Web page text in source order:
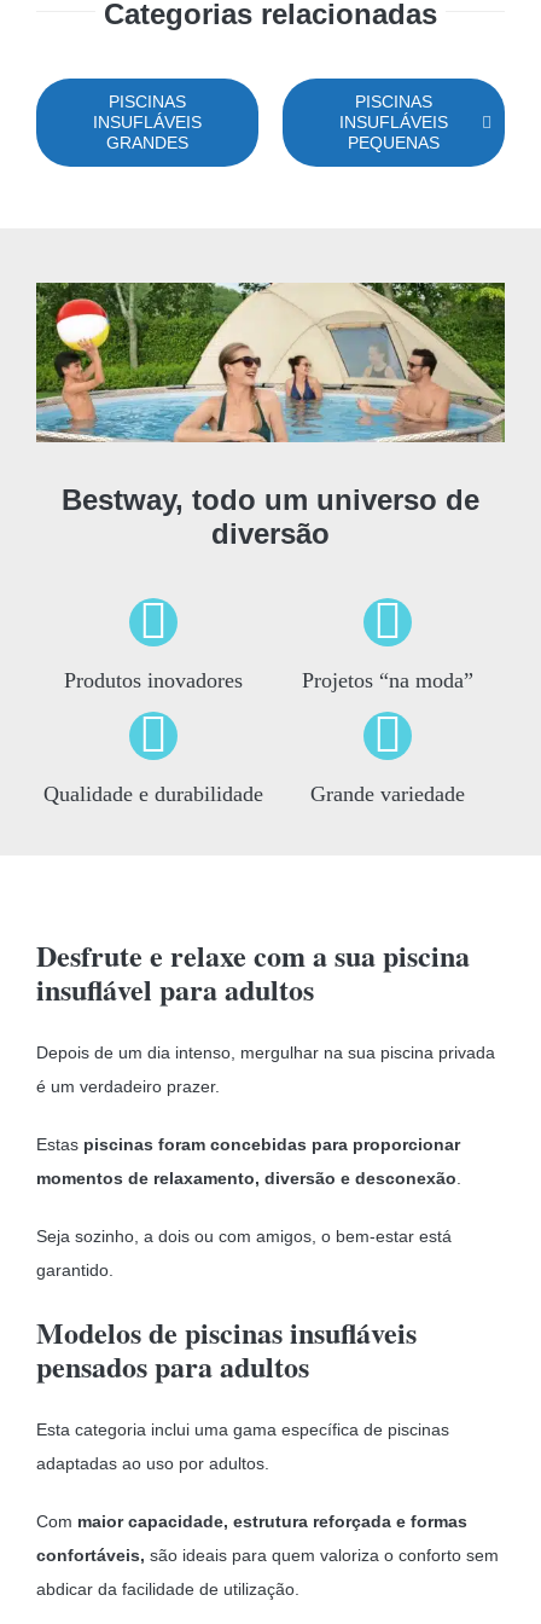
Categorias relacionadas
PISCINAS
INSUFLÁVEIS
GRANDES
PISCINAS
INSUFLÁVEIS
PEQUENAS
Bestway, todo um universo de
diversão
Produtos inovadores Projetos “na moda”
Qualidade e durabilidade Grande variedade
Desfrute e relaxe com a sua piscina
insuflável para adultos
Depois de um dia intenso, mergulhar na sua piscina privada
é um verdadeiro prazer.
Estas piscinas foram concebidas para proporcionar
momentos de relaxamento, diversão e desconexão
Seja sozinho, a dois ou com amigos, o bem-estar está
garantido.
Modelos de piscinas insufláveis
pensados para adultos
Esta categoria inclui uma gama específica de piscinas
adaptadas ao uso por adultos.
Com maior capacidade, estrutura reforçada e formas
confortáveis, são ideais para quem valoriza o conforto sem
abdicar da facilidade de utilização.